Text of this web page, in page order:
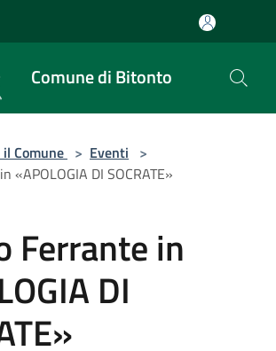
Comune di Bitonto
Comune > Eventi >
«APOLOGIA DI SOCRATE»
Ferrante in
DI